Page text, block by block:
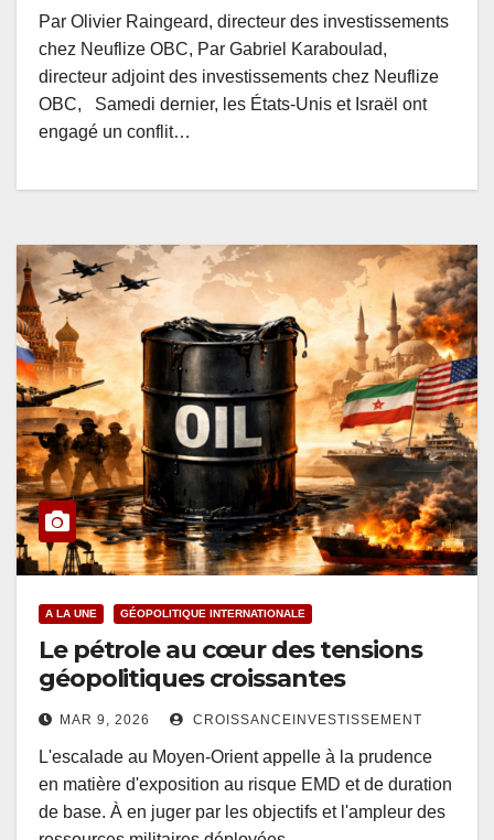
Par Olivier Raingeard, directeur des investissements
chez Neuflize OBC, Par Gabriel Karaboulad,
directeur adjoint des investissements chez Neuflize
OBC, Samedi dernier, les États‑Unis et Israël ont
engagé un conflit…
A LA UNE GÉOPOLITIQUE INTERNATIONALE
Le pétrole au cœur des tensions
géopolitiques croissantes
MAR 9, 2026 CROISSANCEINVESTISSEMENT
L'escalade au Moyen-Orient appelle à la prudence
en matière d'exposition au risque EMD et de duration
de base. À en juger par les objectifs et l'ampleur des